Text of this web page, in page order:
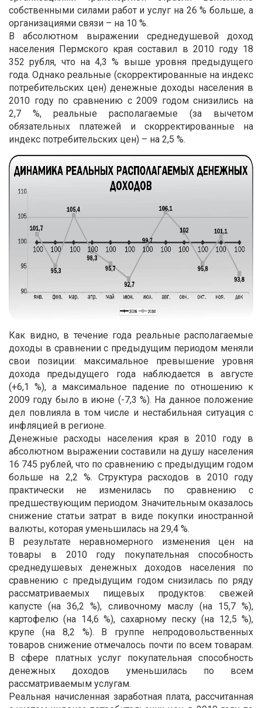
собственными силами работ и услуг на 26 % больше, а
организациями связи – на 10 %.
В абсолютном выражении среднедушевой доход
населения Пермского края составил в 2010 году 18
352 рубля, что на 4,3 % выше уровня предыдущего
года. Однако реальные (скорректированные на индекс
потребительских цен) денежные доходы населения в
2010 году по сравнению с 2009 годом снизились на
2,7 %, реальные располагаемые (за вычетом
обязательных платежей и скорректированные на
индекс потребительских цен) – на 2,5 %.
Как видно, в течение года реальные располагаемые
доходы в сравнении с предыдущим периодом меняли
свои позиции: максимальное превышение уровня
дохода предыдущего года наблюдается в августе
(+6,1 %), а максимальное падение по отношению к
2009 году было в июне (-7,3 %). На данное положение
дел повлияла в том числе и нестабильная ситуация с
инфляцией в регионе.
Денежные расходы населения края в 2010 году в
абсолютном выражении составили на душу населения
16 745 рублей, что по сравнению с предыдущим годом
больше на 2,2 %. Структура расходов в 2010 году
практически не изменилась по сравнению с
предшествующим периодом. Значительным оказалось
снижение статьи затрат в виде покупки иностранной
валюты, которая уменьшилась на 29,4 %.
В результате неравномерного изменения цен на
товары в 2010 году покупательная способность
среднедушевых денежных доходов населения по
сравнению с предыдущим годом снизилась по ряду
рассматриваемых пищевых продуктов: свежей
капусте (на 36,2 %), сливочному маслу (на 15,7 %),
картофелю (на 14,6 %), сахарному песку (на 12,5 %),
крупе (на 8,2 %). В группе непродовольственных
товаров снижение отмечалось почти по всем товарам.
В сфере платных услуг покупательная способность
денежных доходов уменьшилась по всем
рассматриваемым услугам.
Реальная начисленная заработная плата, рассчитанная